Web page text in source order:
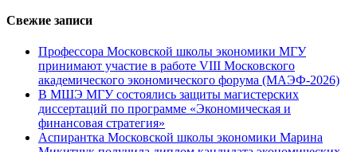
Свежие записи
Профессора Московской школы экономики МГУ
принимают участие в работе VIII Московского
академического экономического форума (МАЭФ-2026)
В МШЭ МГУ состоялись защиты магистерских
диссертаций по программе «Экономическая и
финансовая стратегия»
Аспирантка Московской школы экономики Марина